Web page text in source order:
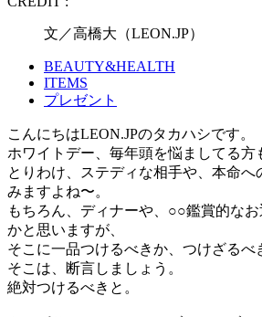
文／高橋大（LEON.JP）
BEAUTY&HEALTH
ITEMS
プレゼント
こんにちはLEON.JPのタカハシです。
ホワイトデー、毎年頭を悩ましてる方
とりわけ、ステディな相手や、本命へ
みますよね〜。
もちろん、ディナーや、○○鑑賞的な
かと思いますが、
そこに一品つけるべきか、つけざるべ
そこは、断言しましょう。
絶対つけるべきと。